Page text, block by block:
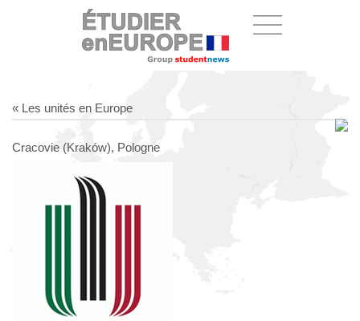
« Les unités en Europe
Cracovie (Kraków), Pologne